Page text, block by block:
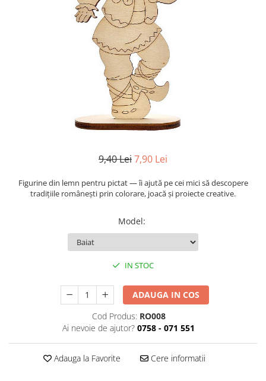
Mijloace de transport
Seturi figurine diverse
Ornamente si scrapbooking
Suporturi decoupage, placute
9,40 Lei7,90 Lei
Figurine din lemn pentru pictat — îi ajută pe cei mici să descopere
tradițiile românești prin colorare, joacă și proiecte creative.
Model:
IN STOC
ADAUGA IN COS
Cod Produs: RO008
Ai nevoie de ajutor? 0758 - 071 551
Adauga la Favorite Cere informatii